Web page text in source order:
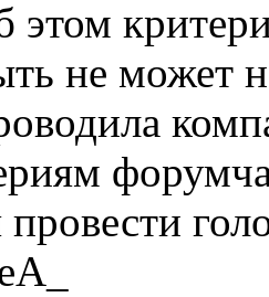
этом
не может